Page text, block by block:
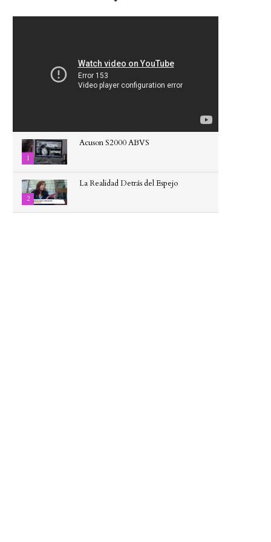
1
Acuson S2000 ABVS
2
La Realidad Detrás del Espejo